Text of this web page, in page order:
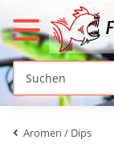
Aromen / Dips